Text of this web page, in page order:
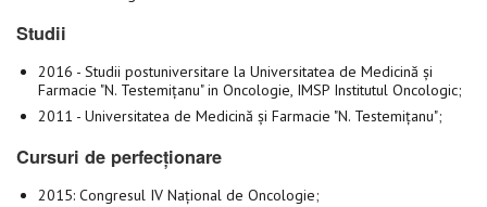
Studii
2016 - Studii postuniversitare la Universitatea de Medicină și
Farmacie "N. Testemițanu" in Oncologie, IMSP Institutul Oncologic;
2011 - Universitatea de Medicină și Farmacie "N. Testemițanu";
Cursuri de perfecționare
2015: Congresul IV Național de Oncologie;